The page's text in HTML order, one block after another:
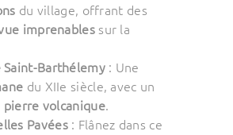
du village, offrant des
imprenablessur la
Saint-Barthélemy: Une
du XIIe siècle, avec un
pierre volcanique.
Pavées: Flânez dans ce